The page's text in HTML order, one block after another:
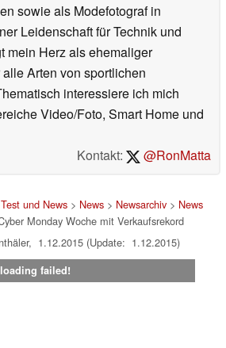
sowie als Modefotograf in
Leidenschaft für Technik und
mein Herz als ehemaliger
Arten von sportlichen
interessiere ich mich
Video/Foto, Smart Home und
Kontakt:
@RonMatta
und News> News> Newsarchiv> News
Monday Woche mit Verkaufsrekord
1.12.2015 (Update: 1.12.2015)
loading failed!